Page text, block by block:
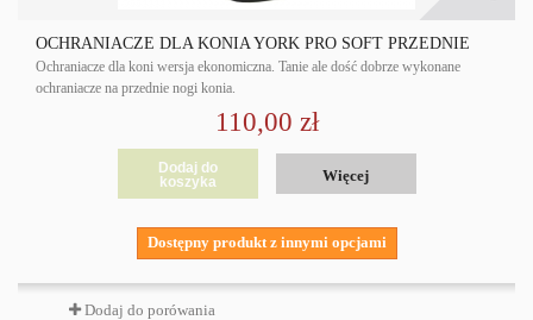
OCHRANIACZE DLA KONIA YORK PRO SOFT PRZEDNIE
Ochraniacze dla koni wersja ekonomiczna. Tanie ale dość dobrze wykonane
ochraniacze na przednie nogi konia.
110,00 zł
Dodaj do
koszyka
Więcej
Dostępny produkt z innymi opcjami
Dodaj do porówania